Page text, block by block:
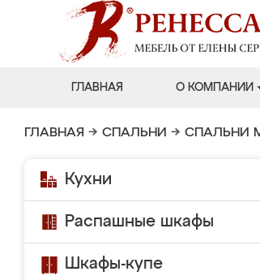
ГЛАВНАЯ О КОМПАНИИ
ГЛАВНАЯ → СПАЛЬНИ → СПАЛЬНИ
Кухни
Распашные шкафы
Шкафы-купе